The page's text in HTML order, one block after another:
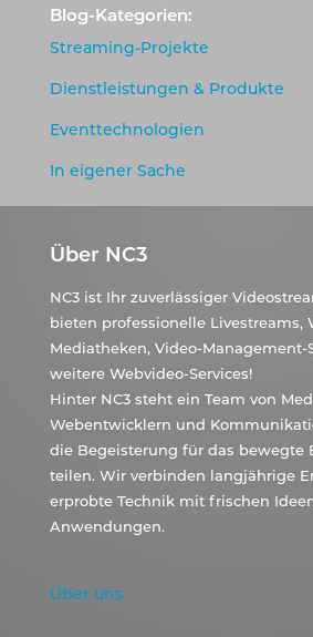
Blog-Kategorien:
Streaming-Projekte
Dienstleistungen & Produkte
Eventtechnologien
In eigener Sache
Über NC3
NC3 ist Ihr zuverlässiger
bieten professionelle Livestreams,
Mediatheken, Video-Management-
weitere Webvideo-Services!
Hinter NC3 steht ein Team von
Webentwicklern und
die Begeisterung für das bewegte
teilen. Wir verbinden langjährige
erprobte Technik mit frischen
Anwendungen.
Über uns